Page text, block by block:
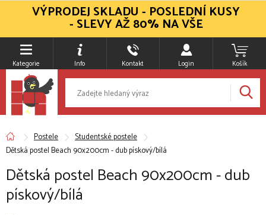
Kategorie Info Kontakt Login Košík
Postele
Studentské postele
Dětská postel Beach 90x200cm - dub pískový/bílá
Dětská postel Beach 90x200cm - dub
pískový/bílá
VÝPRODEJ SKLADU - POSLEDNÍ KUSY
- SLEVY AŽ 80% NA VŠE